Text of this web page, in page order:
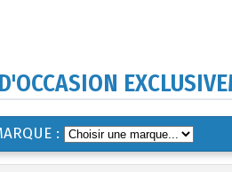
: